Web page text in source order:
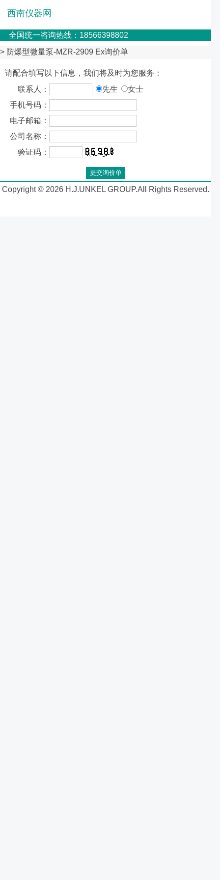
西南仪器网
全国统一咨询热线：18566398802
> 防爆型微量泵-MZR-2909 Ex询价单
请配合填写以下信息，我们将及时为您服务：
联系人：
先生
女士
手机号码：
电子邮箱：
公司名称：
验证码：
Copyright © 2026 H.J.UNKEL GROUP.All Rights Reserved.